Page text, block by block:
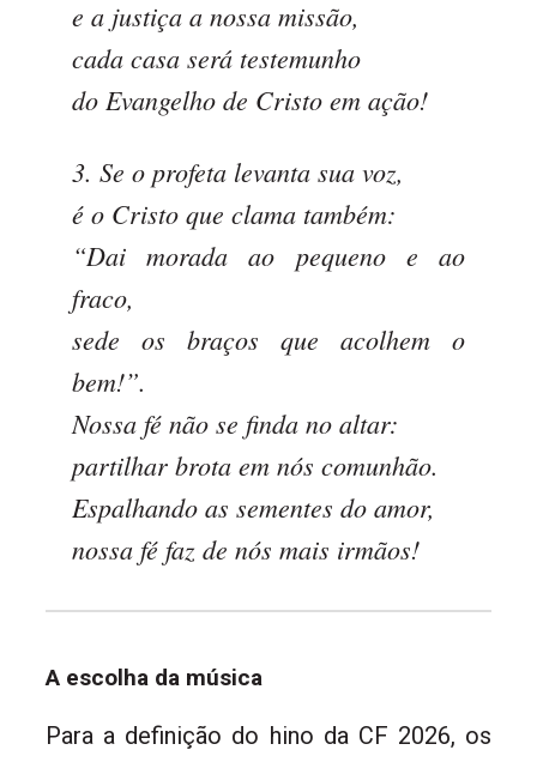
e a justiça a nossa missão,
cada casa será testemunho
do Evangelho de Cristo em ação!
3. Se o profeta levanta sua voz,
é o Cristo que clama também:
“Dai morada ao pequeno e ao
fraco,
sede os braços que acolhem o
bem!”.
Nossa fé não se finda no altar:
partilhar brota em nós comunhão.
Espalhando as sementes do amor,
nossa fé faz de nós mais irmãos!
A escolha da música
Para a definição do hino da CF 2026, os